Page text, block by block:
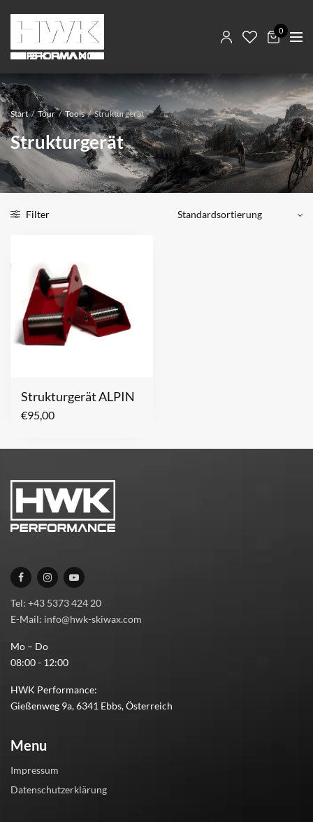
0
Start / Tour / Tools / Strukturgerät
Strukturgerät
Filter
Strukturgerät ALPIN
€95,00
Tel: +43 5373 424 20
E-Mail: info@hwk-skiwax.com
Mo – Do
08:00 - 12:00
HWK Performance:
Gießenweg 9a, 6341 Ebbs, Österreich
Menu
Impressum
Datenschutzerklärung